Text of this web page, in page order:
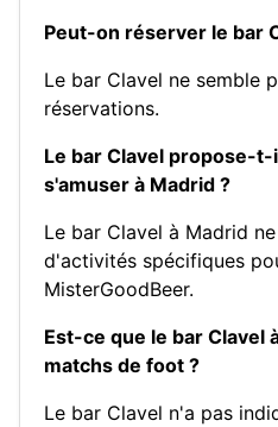
Peut-on réserver le bar
Le bar Clavel ne semble
réservations.
Le bar Clavel propose-
s'amuser à Madrid ?
Le bar Clavel à Madrid
d'activités spécifiques
MisterGoodBeer.
Est-ce que le bar Clavel
matchs de foot ?
Le bar Clavel n'a pas